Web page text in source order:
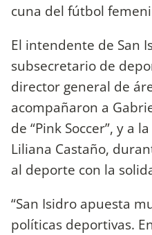
cuna del fútbol
El intendente de San
subsecretario de
director general de
acompañaron a
de “Pink Soccer”, y a
Liliana Castaño,
al deporte con la
“San Isidro apuesta
políticas deportivas.